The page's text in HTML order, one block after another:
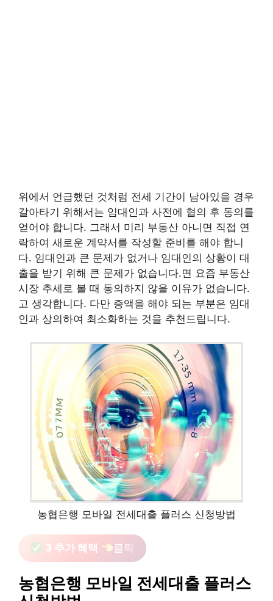
위에서 언급했던 것처럼 전세 기간이 남아있을 경우
갈아타기 위해서는 임대인과 사전에 협의 후 동의를
얻어야 합니다. 그래서 미리 부동산 아니면 직접 연
락하여 새로운 계약서를 작성할 준비를 해야 합니
다. 임대인과 큰 문제가 없거나 임대인의 상황이 대
출을 받기 위해 큰 문제가 없습니다.면 요즘 부동산
시장 추세로 볼 때 동의하지 않을 이유가 없습니다.
고 생각합니다. 다만 증액을 해야 되는 부분은 임대
인과 상의하여 최소화하는 것을 추천드립니다.
농협은행 모바일 전세대출 플러스 신청방법
3 추가 혜택 클릭
농협은행 모바일 전세대출 플러스